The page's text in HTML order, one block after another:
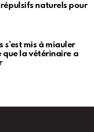
naturels pour
s’est mis à miauler
que la vétérinaire a